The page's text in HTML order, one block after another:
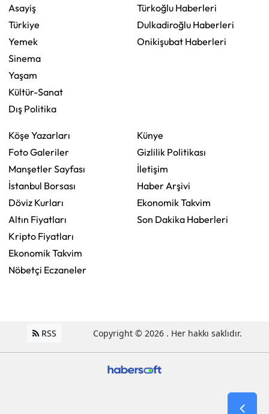
Asayiş
Türkiye
Yemek
Sinema
Yaşam
Kültür-Sanat
Dış Politika
Türkoğlu Haberleri
Dulkadiroğlu Haberleri
Onikişubat Haberleri
Köşe Yazarları
Foto Galeriler
Manşetler Sayfası
İstanbul Borsası
Döviz Kurları
Altın Fiyatları
Kripto Fiyatları
Ekonomik Takvim
Nöbetçi Eczaneler
Künye
Gizlilik Politikası
İletişim
Haber Arşivi
Ekonomik Takvim
Son Dakika Haberleri
RSS Copyright © 2026 . Her hakkı saklıdır.